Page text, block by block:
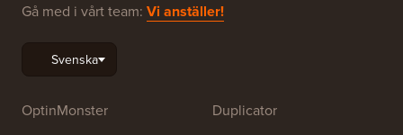
Gå med i vårt team: Vi anställer!
OptinMonster
Duplicator